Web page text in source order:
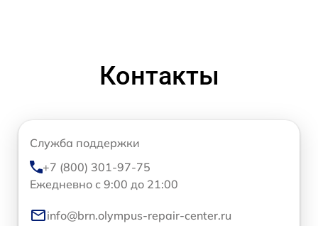
Контакты
Служба поддержки
+7 (800) 301-97-75
Ежедневно с 9:00 до 21:00
info@brn.olympus-repair-center.ru